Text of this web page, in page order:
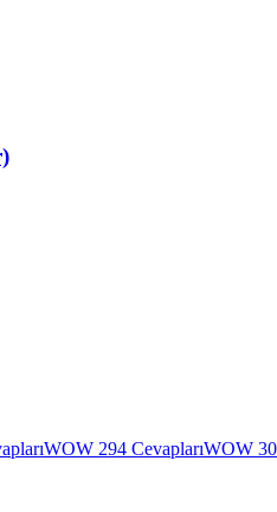
WOW 294 CevaplarıWOW